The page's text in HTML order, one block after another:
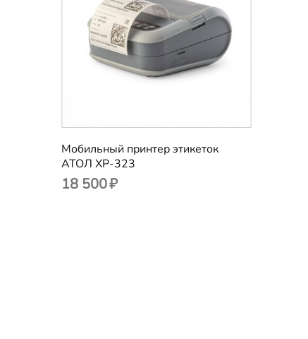
POS-компьютеры
Доп. мониторы
Принтеры чеков
Принтеры этикеток
Мобильный принтер этикеток
АТОЛ XP-323
18 500₽